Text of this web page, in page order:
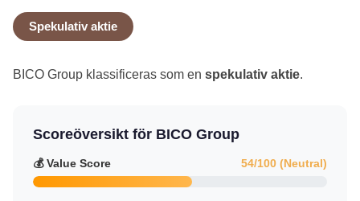
Spekulativ aktie
BICO Group klassificeras som en spekulativ aktie.
Scoreöversikt för BICO Group
💰 Value Score 54/100 (Neutral)